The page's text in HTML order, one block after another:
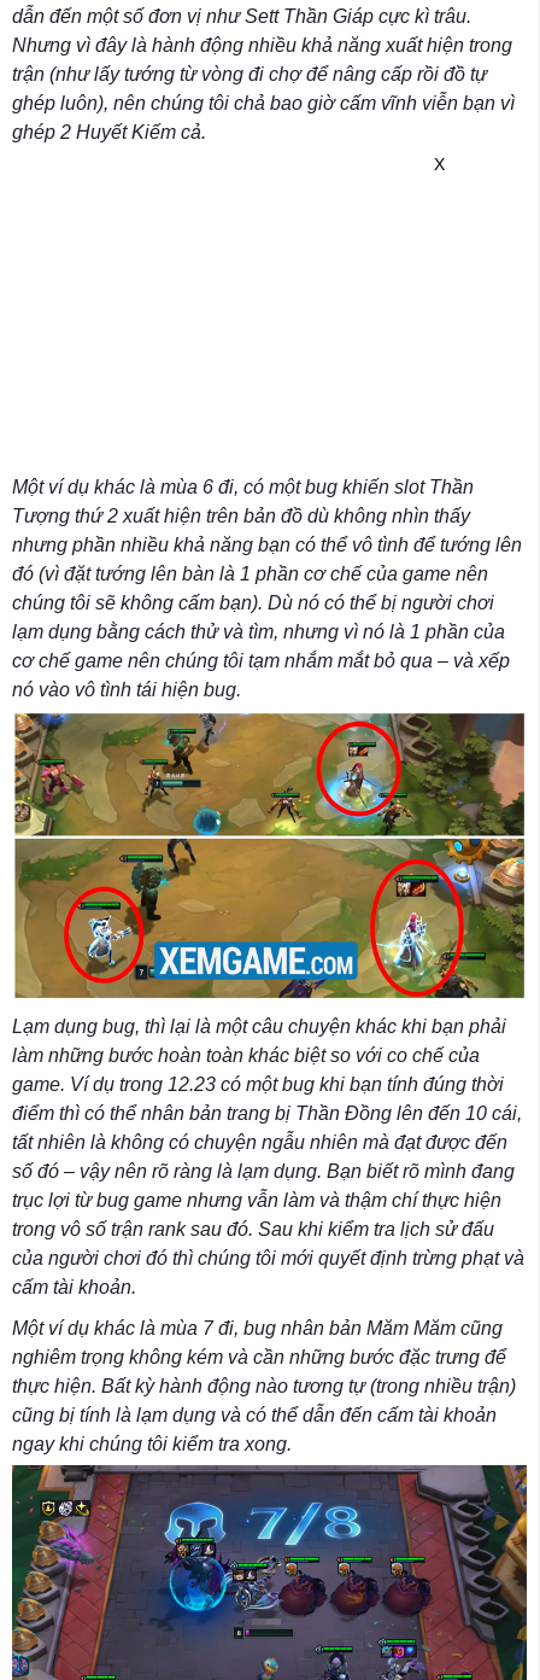
dẫn đến một số đơn vị như Sett Thần Giáp cực kì trâu.
Nhưng vì đây là hành động nhiều khả năng xuất hiện trong
trận (như lấy tướng từ vòng đi chợ để nâng cấp rồi đồ tự
ghép luôn), nên chúng tôi chả bao giờ cấm vĩnh viễn bạn vì
ghép 2 Huyết Kiếm cả.
X
Một ví dụ khác là mùa 6 đi, có một bug khiến slot Thần
Tượng thứ 2 xuất hiện trên bản đồ dù không nhìn thấy
nhưng phần nhiều khả năng bạn có thể vô tình để tướng lên
đó (vì đặt tướng lên bàn là 1 phần cơ chế của game nên
chúng tôi sẽ không cấm bạn). Dù nó có thể bị người chơi
lạm dụng bằng cách thử và tìm, nhưng vì nó là 1 phần của
cơ chế game nên chúng tôi tạm nhắm mắt bỏ qua – và xếp
nó vào vô tình tái hiện bug.
Lạm dụng bug, thì lại là một câu chuyện khác khi bạn phải
làm những bước hoàn toàn khác biệt so với co chế của
game. Ví dụ trong 12.23 có một bug khi bạn tính đúng thời
điểm thì có thể nhân bản trang bị Thần Đồng lên đến 10 cái,
tất nhiên là không có chuyện ngẫu nhiên mà đạt được đến
số đó – vậy nên rõ ràng là lạm dụng. Bạn biết rõ mình đang
trục lợi từ bug game nhưng vẫn làm và thậm chí thực hiện
trong vô số trận rank sau đó. Sau khi kiểm tra lịch sử đấu
của người chơi đó thì chúng tôi mới quyết định trừng phạt và
cấm tài khoản.
Một ví dụ khác là mùa 7 đi, bug nhân bản Măm Măm cũng
nghiêm trọng không kém và cần những bước đặc trưng để
thực hiện. Bất kỳ hành động nào tương tự (trong nhiều trận)
cũng bị tính là lạm dụng và có thể dẫn đến cấm tài khoản
ngay khi chúng tôi kiểm tra xong.